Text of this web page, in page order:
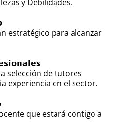
y Debilidades.
estratégico para alcanzar
selección de tutores
experiencia en el sector.
que estará contigo a